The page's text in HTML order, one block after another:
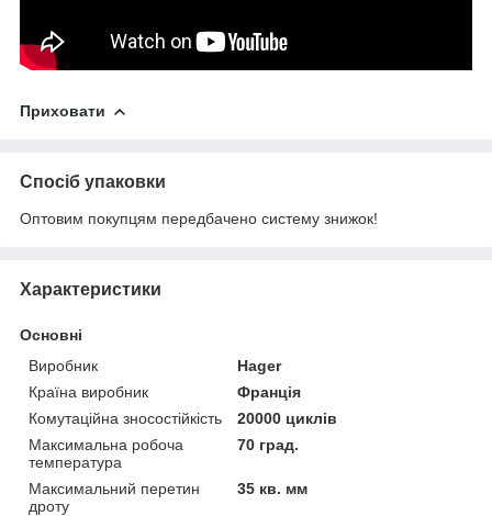
Приховати
Спосіб упаковки
Оптовим покупцям передбачено систему знижок!
Характеристики
Основні
Виробник
Hager
Країна виробник
Франція
Комутаційна зносостійкість
20000 циклів
Максимальна робоча
температура
70 град.
Максимальний перетин
дроту
35 кв. мм